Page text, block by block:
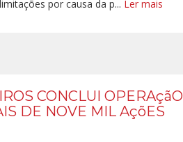
por causa da p... Ler mais
CONCLUI OPERAçãO
DE NOVE MIL AçõES